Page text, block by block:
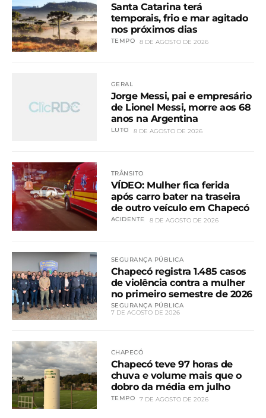
Santa Catarina terá
temporais, frio e mar agitado
nos próximos dias
TEMPO 8 DE AGOSTO DE 2026
GERAL
Jorge Messi, pai e empresário
de Lionel Messi, morre aos 68
anos na Argentina
LUTO 8 DE AGOSTO DE 2026
TRÂNSITO
VÍDEO: Mulher fica ferida
após carro bater na traseira
de outro veículo em Chapecó
ACIDENTE 8 DE AGOSTO DE 2026
SEGURANÇA PÚBLICA
Chapecó registra 1.485 casos
de violência contra a mulher
no primeiro semestre de 2026
SEGURANÇA PÚBLICA
7 DE AGOSTO DE 2026
CHAPECÓ
Chapecó teve 97 horas de
chuva e volume mais que o
dobro da média em julho
TEMPO 7 DE AGOSTO DE 2026